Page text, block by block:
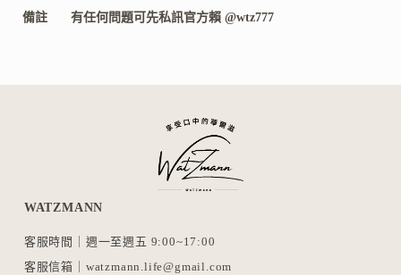
v
備註 有任何問題可先私訊官方賴 @wtz777
WATZMANN
客服時間｜週一至週五 9:00~17:00
客服信箱｜watzmann.life@gmail.com